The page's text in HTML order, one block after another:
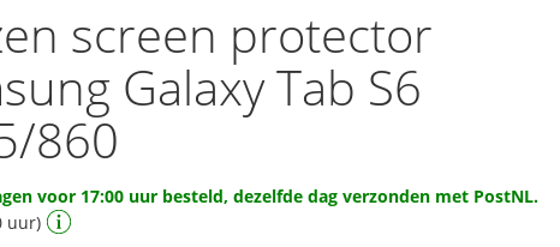
screen protector
Galaxy Tab S6
860
voor 17:00 uur besteld, dezelfde dag verzonden met PostNL.
uur)